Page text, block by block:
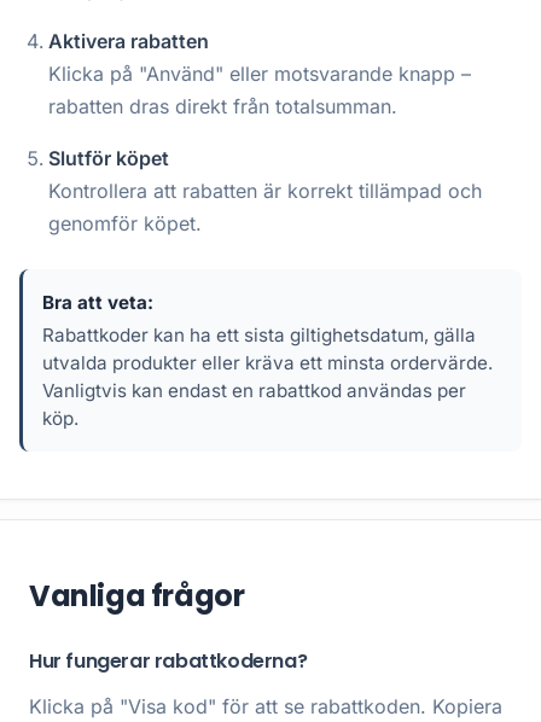
Aktivera rabatten
Klicka på "Använd" eller motsvarande knapp –
rabatten dras direkt från totalsumman.
Slutför köpet
Kontrollera att rabatten är korrekt tillämpad och
genomför köpet.
Bra att veta:
Rabattkoder kan ha ett sista giltighetsdatum, gälla
utvalda produkter eller kräva ett minsta ordervärde.
Vanligtvis kan endast en rabattkod användas per
köp.
Vanliga frågor
Hur fungerar rabattkoderna?
Klicka på "Visa kod" för att se rabattkoden. Kopiera